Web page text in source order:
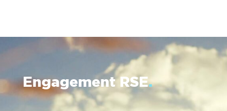
Engagement RSE.